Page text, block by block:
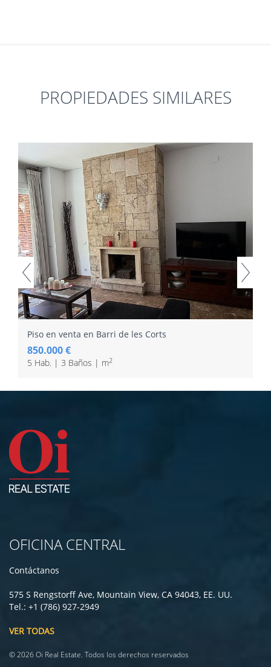
PROPIEDADES SIMILARES
Piso en venta en Barri de les Corts
850.000 €
5 Hab. | 3 Baños | m2
OFICINA CENTRAL
Contáctanos
575 S Rengstorff Ave, Mountain View, CA 94043, EE. UU.
Tel.: +1 (786) 927-2949
VER TODAS
© 2026 Oi Real Estate. Todos los derechos reservados